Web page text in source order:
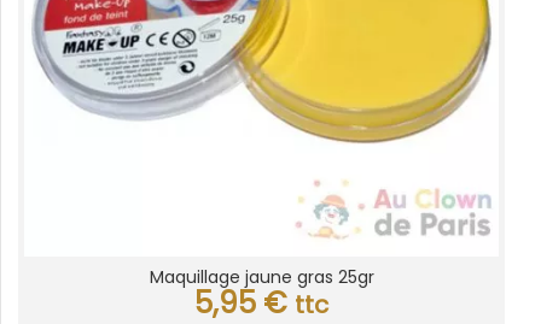
Maquillage jaune gras 25gr
5,95 € ttc